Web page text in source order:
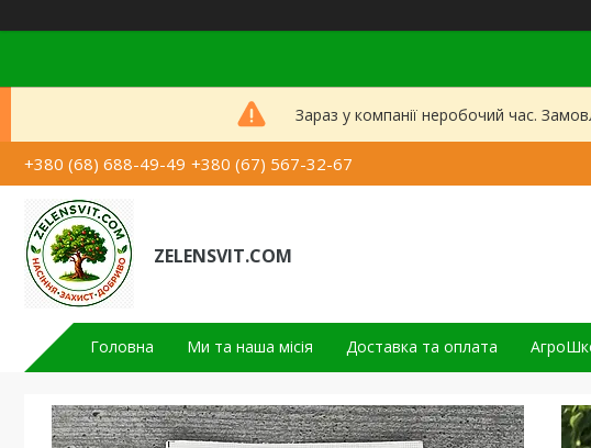
Зараз у компанії неробочий час.
+380 (68) 688-49-49 +380 (67) 567-32-67
ZELENSVIT.COM
Головна Ми та наша місія Доставка та оплата